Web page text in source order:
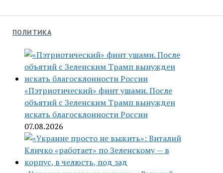
ПОЛИТИКА
«Пэтриотический» финт ушами. После
объятий с Зеленским Трамп вынужден
искать благосклонности России
07.08.2026